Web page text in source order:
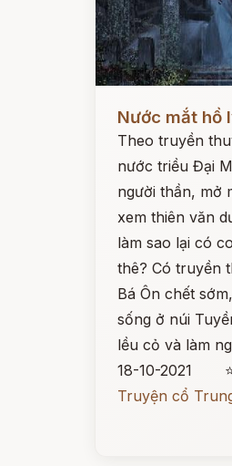
Nước mắt hồ
Theo truyền
nước triều Đại
người thần, mở
xem thiên văn
làm sao lại có
thê? Có truyền
Bá Ôn chết
sống ở núi
lều cỏ và làm
18-10-2021
Truyện cổ